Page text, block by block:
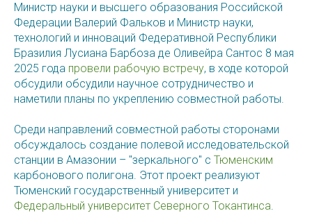
Министр науки и высшего образования Российской
Федерации Валерий Фальков и Министр науки,
технологий и инноваций Федеративной Республики
Бразилия Лусиана Барбоза де Оливейра Сантос 8 мая
2025 года провели рабочую встречу, в ходе которой
обсудили обсудили научное сотрудничество и
наметили планы по укреплению совместной работы.
Среди направлений совместной работы сторонами
обсуждалось создание полевой исследовательской
станции в Амазонии – "зеркального" с Тюменским
карбонового полигона. Этот проект реализуют
Тюменский государственный университет и
Федеральный университет Северного Токантинса.